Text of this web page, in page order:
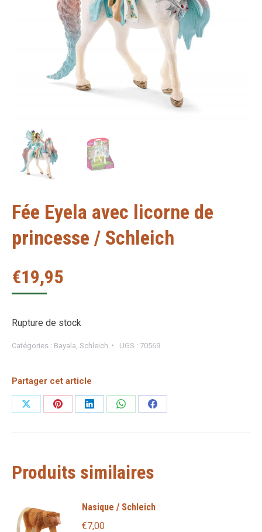
Fée Eyela avec licorne de
princesse / Schleich
€19,95
Rupture de stock
Catégories : Bayala Schleich UGS : 70569
Partager cet article
PartagerPartagerPartagerPartagerPartager
Produits similaires
Nasique / Schleich
€7,00